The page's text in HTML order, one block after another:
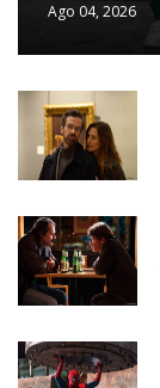
Ago 04, 2026